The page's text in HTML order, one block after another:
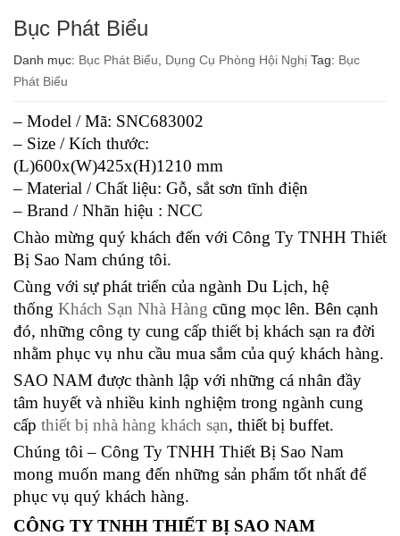
Bục Phát Biểu
Danh mục: Bục Phát Biểu Dụng Cụ Phòng Hội Nghị Tag: Bục
Phát Biểu
– Model / Mã: SNC683002
– Size / Kích thước:
(L)600x(W)425x(H)1210 mm
– Material / Chất liệu: Gỗ, sắt sơn tĩnh điện
– Brand / Nhãn hiệu : NCC
Chào mừng quý khách đến với Công Ty TNHH Thiết
Bị Sao Nam chúng tôi.
Cùng với sự phát triển của ngành Du Lịch, hệ
thống Khách Sạn Nhà Hàng cũng mọc lên. Bên cạnh
đó, những công ty cung cấp thiết bị khách sạn ra đời
nhằm phục vụ nhu cầu mua sắm của quý khách hàng.
SAO NAM được thành lập với những cá nhân đầy
tâm huyết và nhiều kinh nghiệm trong ngành cung
cấp thiết bị nhà hàng khách sạn, thiết bị buffet.
Chúng tôi – Công Ty TNHH Thiết Bị Sao Nam
mong muốn mang đến những sản phẩm tốt nhất để
phục vụ quý khách hàng.
CÔNG TY TNHH THIẾT BỊ SAO NAM